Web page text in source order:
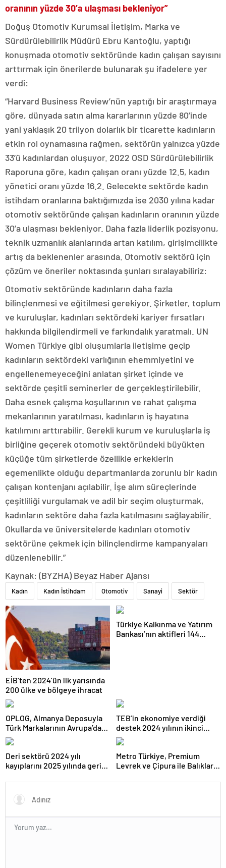
oranının yüzde 30’a ulaşması bekleniyor”
Doğuş Otomotiv Kurumsal İletişim, Marka ve
Sürdürülebilirlik Müdürü Ebru Kantoğlu, yaptığı
konuşmada otomotiv sektöründe kadın çalışan sayısını
arttırmak için önerilerde bulunarak şu ifadelere yer
verdi:
“Harvard Business Review’nün yaptığı bir araştırmaya
göre, dünyada satın alma kararlarının yüzde 80’inde
yani yaklaşık 20 trilyon dolarlık bir ticarette kadınların
etkin rol oynamasına rağmen, sektörün yalnızca yüzde
33’ü kadınlardan oluşuyor. 2022 OSD Sürdürülebilirlik
Raporuna göre, kadın çalışan oranı yüzde 12.5, kadın
yönetici oranı yüzde 16.2. Gelecekte sektörde kadın
istihdam oranlarına baktığımızda ise 2030 yılına kadar
otomotiv sektöründe çalışan kadınların oranının yüzde
30’a ulaşması bekleniyor. Daha fazla liderlik pozisyonu,
teknik uzmanlık alanlarında artan katılım, girişimcilikte
artış da beklenenler arasında. Otomotiv sektörü için
çözüm ve öneriler noktasında şunları sıralayabiliriz:
Otomotiv sektöründe kadınların daha fazla
bilinçlenmesi ve eğitilmesi gerekiyor. Şirketler, toplum
ve kuruluşlar, kadınları sektördeki kariyer fırsatları
hakkında bilgilendirmeli ve farkındalık yaratmalı. UN
Women Türkiye gibi oluşumlarla iletişime geçip
kadınların sektördeki varlığının ehemmiyetini ve
engellenemeyeceğini anlatan şirket içinde ve
sektörde çeşitli seminerler de gerçekleştirilebilir.
Daha esnek çalışma koşullarının ve rahat çalışma
mekanlarının yaratılması, kadınların iş hayatına
katılımını arttırabilir. Gerekli kurum ve kuruluşlarla iş
birliğine geçerek otomotiv sektöründeki büyükten
küçüğe tüm şirketlerde özellikle erkeklerin
egemenlikte olduğu departmanlarda zorunlu bir kadın
çalışan kontenjanı açılabilir. İşe alım süreçlerinde
çeşitliliği vurgulamak ve adil bir seçim oluşturmak,
kadınların sektöre daha fazla katılmasını sağlayabilir.
Okullarda ve üniversitelerde kadınları otomotiv
sektörüne çekmek için bilinçlendirme kampanyaları
düzenlenebilir.”
Kaynak: (BYZHA) Beyaz Haber Ajansı
Kadın Kadın İstihdam Otomotiv Sanayi Sektör
EİB’ten 2024’ün ilk yarısında
200 ülke ve bölgeye ihracat
Türkiye Kalkınma ve Yatırım
Bankası’nın aktifleri 144
OPLOG, Almanya Deposuyla
Türk Markalarının Avrupa’da
Büyümesine Destek Oluyor
TEB’in ekonomiye verdiği
destek 2024 yılının ikinci
çeyreğinde devam etti
Deri sektörü 2024 yılı
kayıplarını 2025 yılında geri
Metro Türkiye, Premium
Levrek ve Çipura ile Balıkları
Bırakıyor